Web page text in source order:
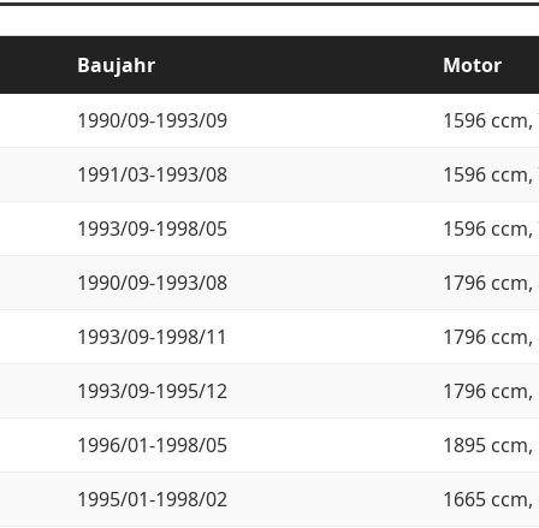
Baujahr Motor
1990/09-1993/09 1596 ccm,
1991/03-1993/08 1596 ccm,
1993/09-1998/05 1596 ccm,
1990/09-1993/08 1796 ccm,
1993/09-1998/11 1796 ccm,
1993/09-1995/12 1796 ccm,
1996/01-1998/05 1895 ccm,
1995/01-1998/02 1665 ccm,